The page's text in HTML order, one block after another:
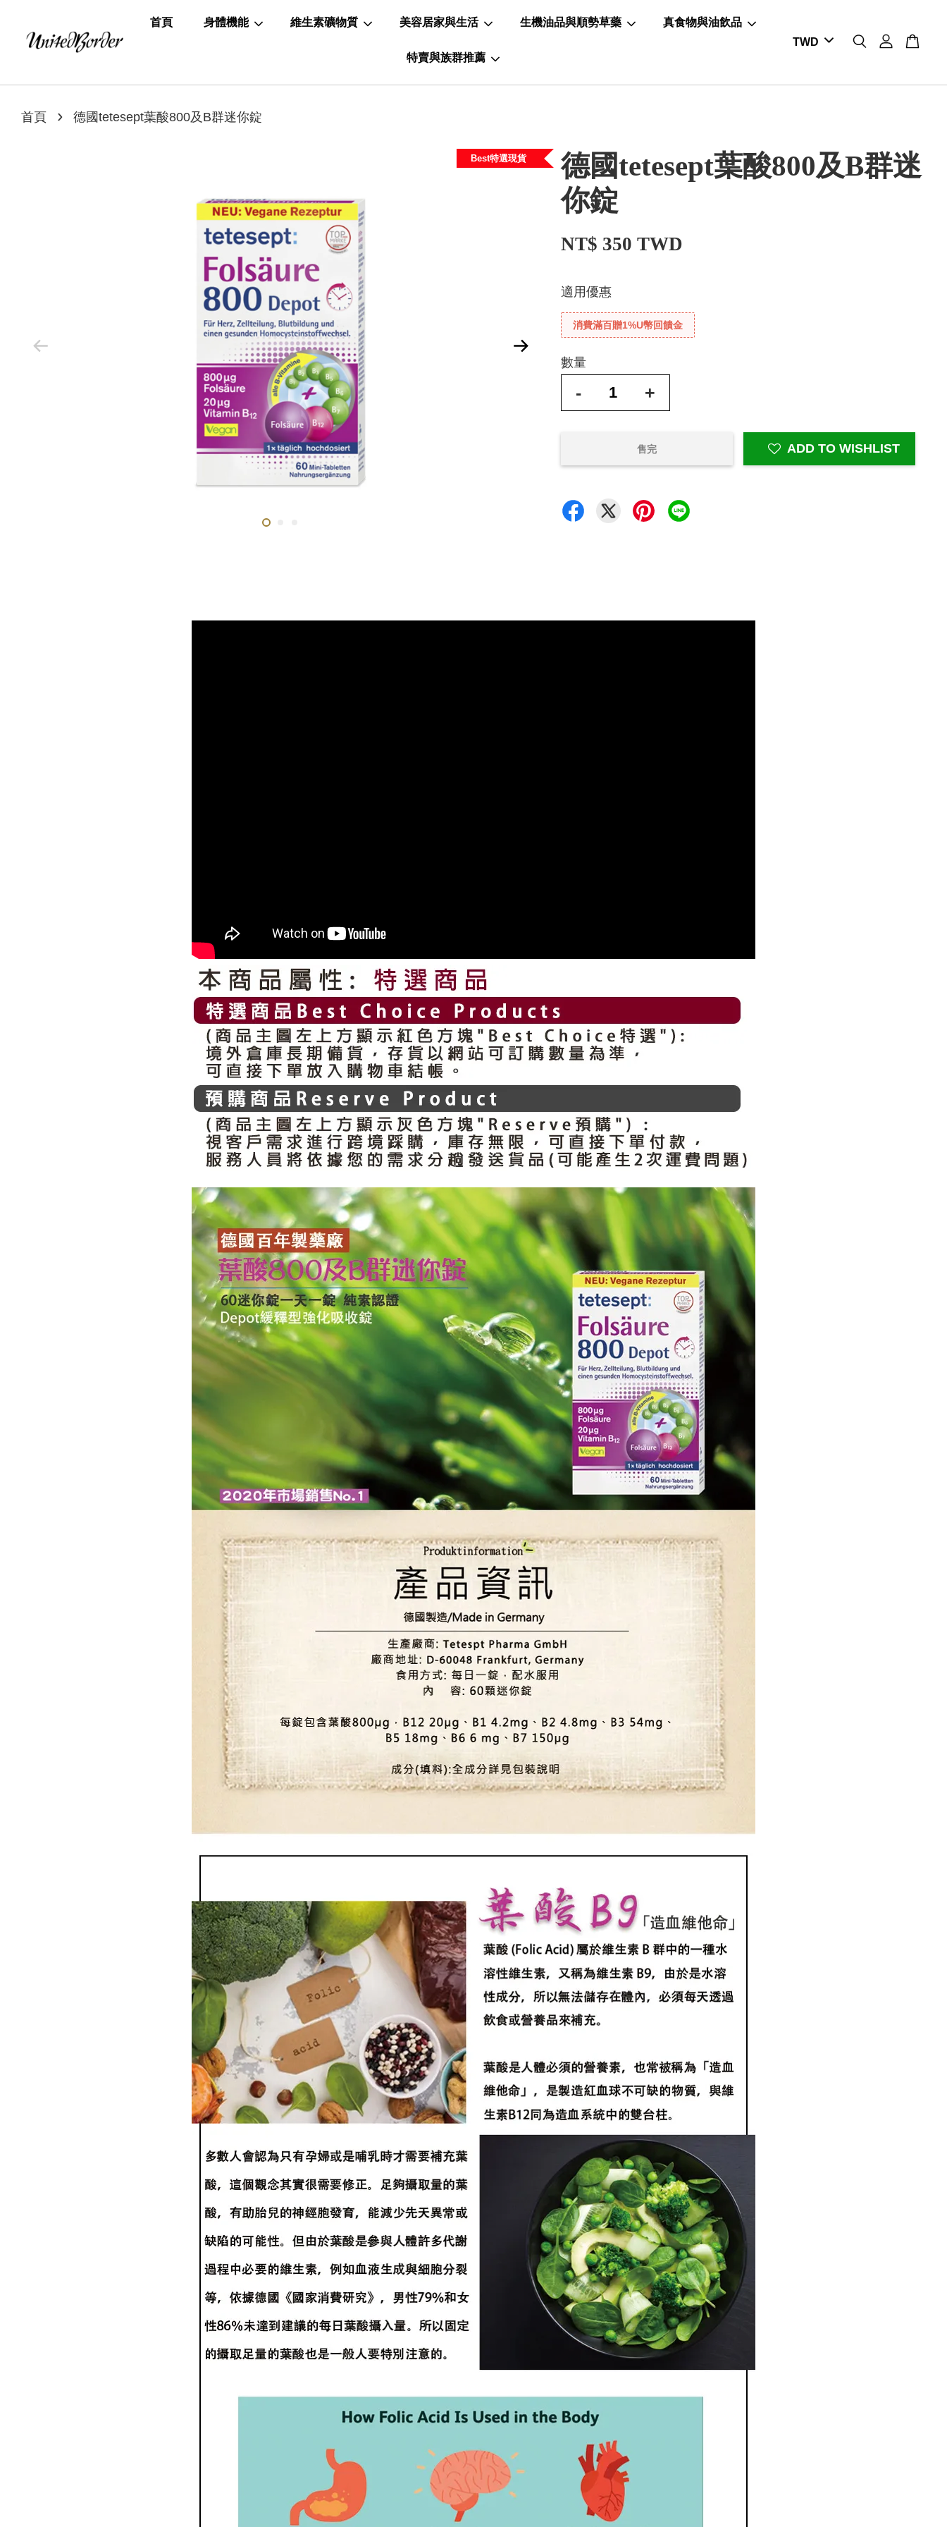
首頁 身體機能 維生素礦物質 美容居家與生活 生機油品與順勢草藥 真食物與油飲品
特賣與族群推薦
首頁 › 德國tetesept葉酸800及B群迷你錠
Best特選現貨
德國tetesept葉酸800及B群迷
你錠
NT$ 350 TWD
適用優惠
消費滿百贈1%U幣回饋金
數量
- +
售完 ADD TO WISHLIST